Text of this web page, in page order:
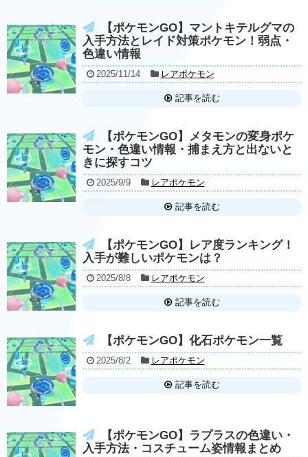
【ポケモンGO】マントキテルグマの
入手方法とレイド対策ポケモン！弱点・
色違い情報
2025/11/14 レアポケモン
記事を読む
【ポケモンGO】メタモンの変身ポケ
モン・色違い情報・捕まえ方と出ないと
きに探すコツ
2025/9/9 レアポケモン
記事を読む
【ポケモンGO】レア度ランキング！
入手が難しいポケモンは？
2025/8/8 レアポケモン
記事を読む
【ポケモンGO】化石ポケモン一覧
2025/8/2 レアポケモン
記事を読む
【ポケモンGO】ラプラスの色違い・
入手方法・コスチューム姿情報まとめ